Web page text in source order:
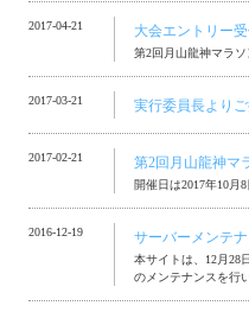
2017-04-21 大会エントリー
第2回月山龍神マラソ
2017-03-21 実行委員長より
2017-02-21 第2回月山龍神マ
開催日は2017年10月8
2016-12-19 サーバーメンテ
本サイトは、12月28
のメンテナンスを行